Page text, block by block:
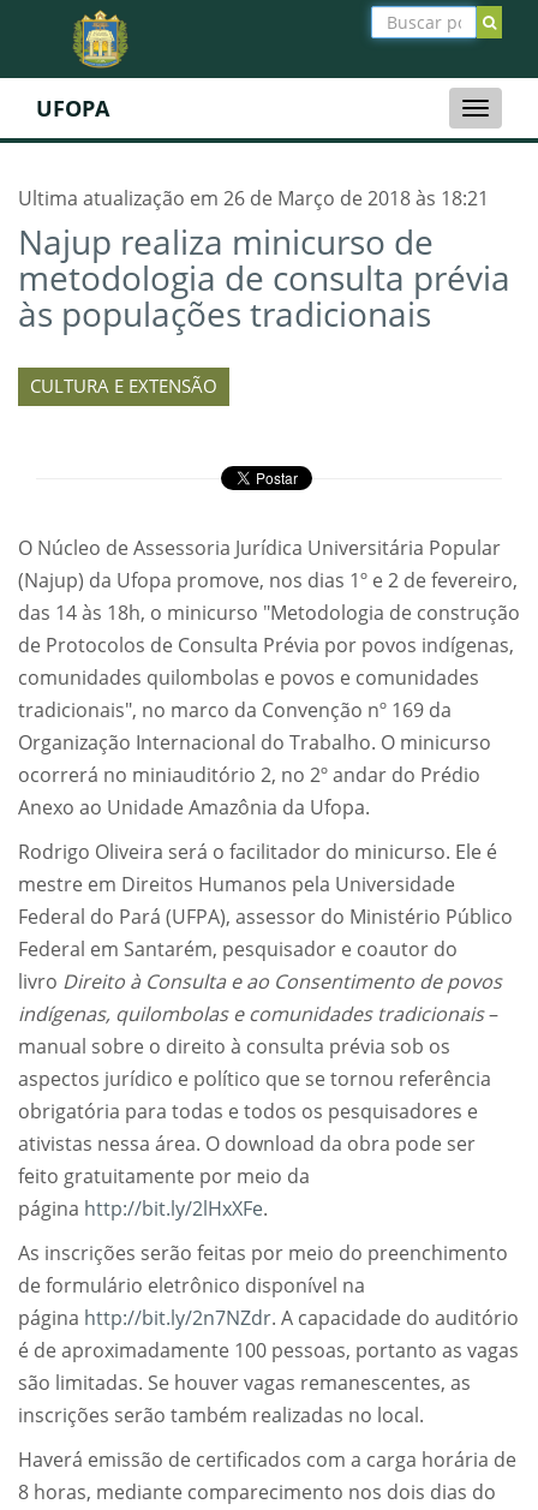
Toggle
UFOPA
Ultima atualização em 26 de Março de 2018 às 18:21
Najup realiza minicurso de
metodologia de consulta prévia
às populações tradicionais
CULTURA E EXTENSÃO
O Núcleo de Assessoria Jurídica Universitária Popular
(Najup) da Ufopa promove, nos dias 1º e 2 de fevereiro,
das 14 às 18h, o minicurso "Metodologia de construção
de Protocolos de Consulta Prévia por povos indígenas,
comunidades quilombolas e povos e comunidades
tradicionais", no marco da Convenção nº 169 da
Organização Internacional do Trabalho. O minicurso
ocorrerá no miniauditório 2, no 2º andar do Prédio
Anexo ao Unidade Amazônia da Ufopa.
Rodrigo Oliveira será o facilitador do minicurso. Ele é
mestre em Direitos Humanos pela Universidade
Federal do Pará (UFPA), assessor do Ministério Público
Federal em Santarém, pesquisador e coautor do
livro Direito à Consulta e ao Consentimento de povos
indígenas, quilombolas e comunidades tradicionais–
manual sobre o direito à consulta prévia sob os
aspectos jurídico e político que se tornou referência
obrigatória para todas e todos os pesquisadores e
ativistas nessa área. O download da obra pode ser
feito gratuitamente por meio da
página http://bit.ly/2lHxXFe.
As inscrições serão feitas por meio do preenchimento
de formulário eletrônico disponível na
página http://bit.ly/2n7NZdr. A capacidade do auditório
é de aproximadamente 100 pessoas, portanto as vagas
são limitadas. Se houver vagas remanescentes, as
inscrições serão também realizadas no local.
Haverá emissão de certificados com a carga horária de
8 horas, mediante comparecimento nos dois dias do